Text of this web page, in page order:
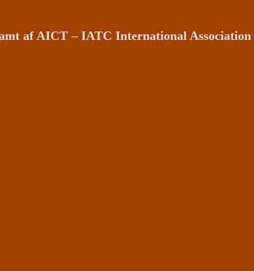
af AICT – IATC International